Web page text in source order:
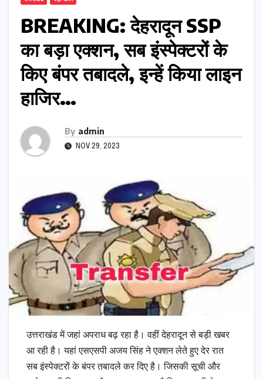
BREAKING: देहरादून SSP
का बड़ा एक्शन, सब इंस्पेक्टरों के
किए बंपर तबादले, इन्हें किया लाइन
हाजिर…
By admin
NOV 29, 2023
उत्तराखंड में जहां अपराध बढ़ रहा है। वहीं देहरादून से बड़ी खबर
आ रही है। यहां एसएसपी अजय सिंह ने एक्शन लेते हुए देर रात
सब इंस्पेक्टरों के बंपर तबादले कर दिए है। जिसकी सूची और